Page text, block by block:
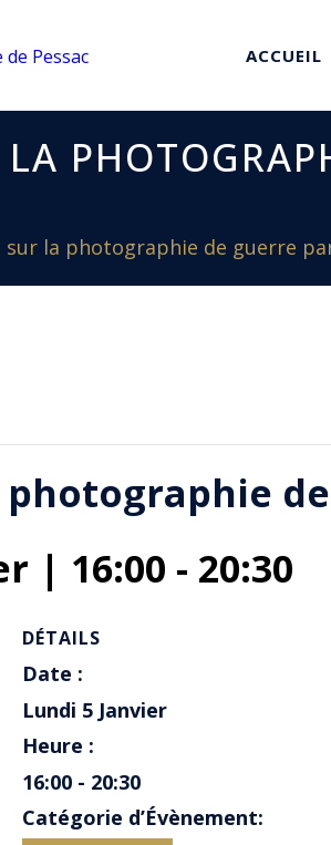
ACCUEIL
LA
sur la photographie de guerre
photographie
| 16:00 - 20:30
DÉTAILS
Date :
Lundi 5 Janvier
Heure :
16:00 - 20:30
Catégorie d’Évènement: